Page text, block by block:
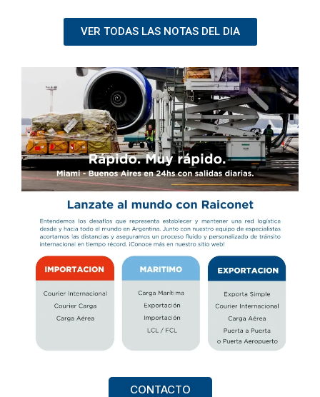
VER TODAS LAS NOTAS DEL DIA
CONTACTO